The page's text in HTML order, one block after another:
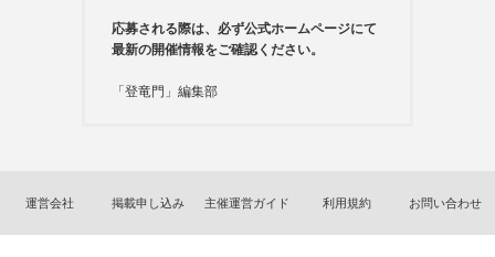
応募される際は、必ず公式ホームページにて
最新の開催情報をご確認ください。
「登竜門」編集部
運営会社 掲載申し込み 主催運営ガイド 利用規約 お問い合わせ